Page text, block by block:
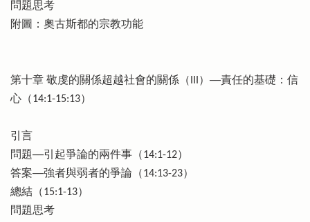
問題思考
附圖：奧古斯都的宗教功能
第十章 敬虔的關係超越社會的關係（III）──責任的基礎：信
心（14:1-15:13）
引言
問題──引起爭論的兩件事（14:1-12）
答案──強者與弱者的爭論（14:13-23）
總結（15:1-13）
問題思考